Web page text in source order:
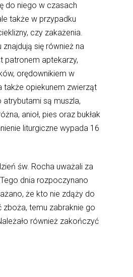
do niego w czasach
także w przypadku
czy zakażenia.
znajdują się również na
patronem aptekarzy,
orędownikiem w
także opiekunem zwierząt
są muszla,
anioł, pies oraz bukłak
liturgiczne wypada 16
św. Rocha uważali za
dnia rozpoczynano
że kto nie zdąży do
zboża, temu zabraknie go
również zakończyć